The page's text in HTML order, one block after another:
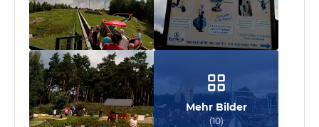
Mehr Bilder
(10)